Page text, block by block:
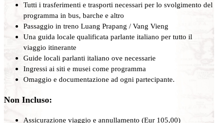
Tutti i trasferimenti e trasporti necessari per lo svolgimento del
programma in bus, barche e altro
Passaggio in treno Luang Prapang / Vang Vieng
Una guida locale qualificata parlante italiano per tutto il
viaggio itinerante
Guide locali parlanti italiano ove necessarie
Ingressi ai siti e musei come programma
Omaggio e documentazione ad ogni partecipante.
Non Incluso:
Assicurazione viaggio e annullamento (Eur 105,00)